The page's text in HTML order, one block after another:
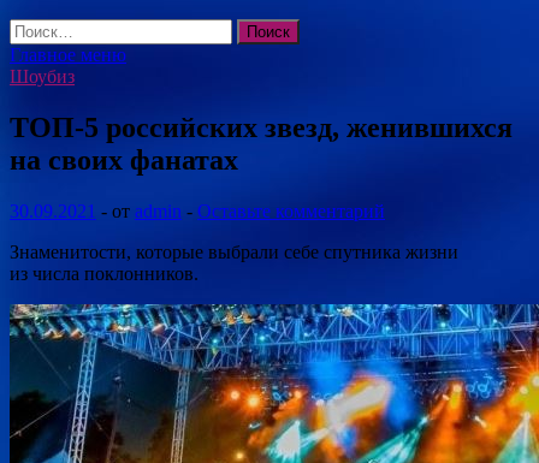
Найти:
Главное меню
Шоубиз
ТОП-5 российских звезд, женившихся
на своих фанатах
30.09.2021 - от admin - Оставьте комментарий
Знаменитости, которые выбрали себе спутника жизни
из числа поклонников.